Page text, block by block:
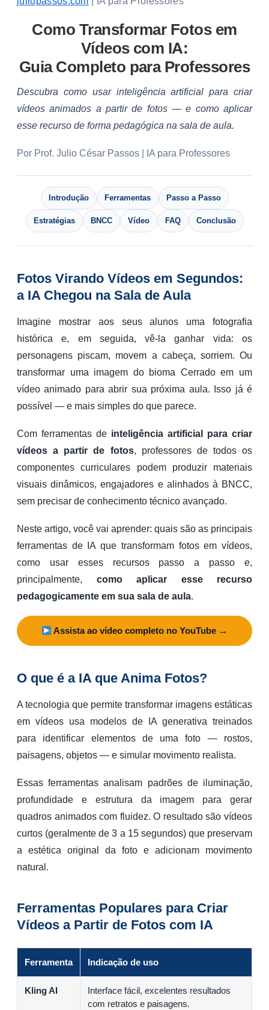
Como Transformar Fotos em
Vídeos com IA:
Guia Completo para Professores
Descubra como usar inteligência artificial para criar
vídeos animados a partir de fotos — e como aplicar
esse recurso de forma pedagógica na sala de aula.
Por Prof. Julio César Passos | IA para Professores
Introdução Ferramentas Passo a Passo
Estratégias BNCC Vídeo FAQ Conclusão
Fotos Virando Vídeos em Segundos:
a IA Chegou na Sala de Aula
Imagine mostrar aos seus alunos uma fotografia
histórica e, em seguida, vê-la ganhar vida: os
personagens piscam, movem a cabeça, sorriem. Ou
transformar uma imagem do bioma Cerrado em um
vídeo animado para abrir sua próxima aula. Isso já é
possível — e mais simples do que parece.
Com ferramentas de inteligência artificial para criar
vídeos a partir de fotos, professores de todos os
componentes curriculares podem produzir materiais
visuais dinâmicos, engajadores e alinhados à BNCC,
sem precisar de conhecimento técnico avançado.
Neste artigo, você vai aprender: quais são as principais
ferramentas de IA que transformam fotos em vídeos,
como usar esses recursos passo a passo e,
principalmente, como aplicar esse recurso
pedagogicamente em sua sala de aula.
Assista ao vídeo completo no YouTube →
O que é a IA que Anima Fotos?
A tecnologia que permite transformar imagens estáticas
em vídeos usa modelos de IA generativa treinados
para identificar elementos de uma foto — rostos,
paisagens, objetos — e simular movimento realista.
Essas ferramentas analisam padrões de iluminação,
profundidade e estrutura da imagem para gerar
quadros animados com fluidez. O resultado são vídeos
curtos (geralmente de 3 a 15 segundos) que preservam
a estética original da foto e adicionam movimento
natural.
Ferramentas Populares para Criar
Vídeos a Partir de Fotos com IA
Ferramenta Indicação de uso
Kling AI
Interface fácil, excelentes resultados
com retratos e paisagens.